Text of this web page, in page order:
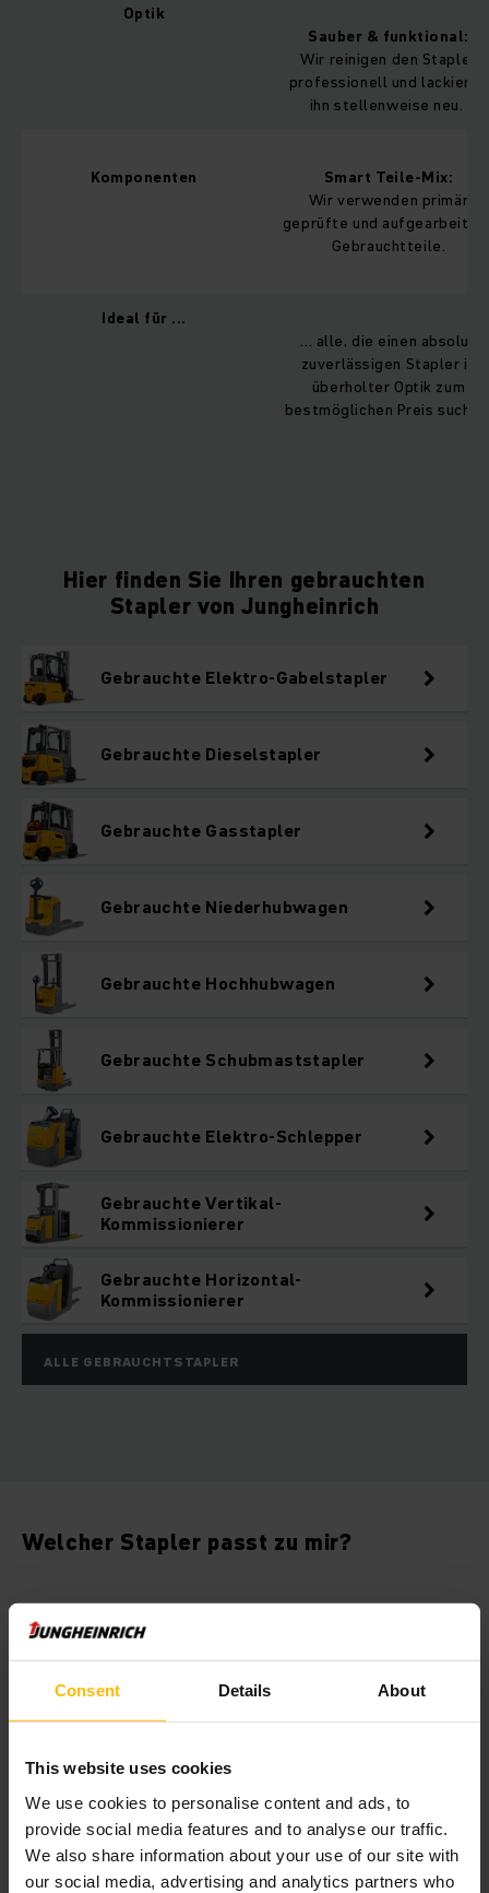
Consent Details About
This website uses cookies
We use cookies to personalise content and ads, to
provide social media features and to analyse our traffic.
We also share information about your use of our site with
our social media, advertising and analytics partners who
Optik
Sauber & funktional:
Wir reinigen den Stapler
professionell und lackieren
ihn stellenweise neu.
Komponenten
Smart Teile-Mix:
Wir verwenden primär
geprüfte und
Gebrauchtteile.
Ideal für ...
... alle, die einen absolut
zuverlässigen Stapler in
überholter Optik zum
bestmöglichen Preis
Hier finden Sie Ihren gebrauchten
Stapler von Jungheinrich
Gebrauchte Elektro-Gabelstapler
Gebrauchte Dieselstapler
Gebrauchte Gasstapler
Gebrauchte Niederhubwagen
Gebrauchte Hochhubwagen
Gebrauchte Schubmaststapler
Gebrauchte Elektro-Schlepper
Gebrauchte Vertikal-
Kommissionierer
Gebrauchte Horizontal-
Kommissionierer
ALLE GEBRAUCHTSTAPLER
Welcher Stapler passt zu mir?
Der Online-Staplerberater
Ob für gelegentliche Kurzeinsätze oder für tägliche
Höchstleistungen: Finden Sie in wenigen Schritten den